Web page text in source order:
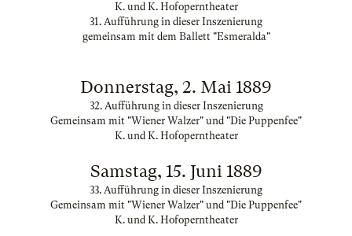
K. und K. Hofoperntheater
31. Aufführung in dieser Inszenierung
gemeinsam mit dem Ballett "Esmeralda"
Donnerstag, 2. Mai 1889
32. Aufführung in dieser Inszenierung
Gemeinsam mit "Wiener Walzer" und "Die Puppenfee"
K. und K. Hofoperntheater
Samstag, 15. Juni 1889
33. Aufführung in dieser Inszenierung
Gemeinsam mit "Wiener Walzer" und "Die Puppenfee"
K. und K. Hofoperntheater